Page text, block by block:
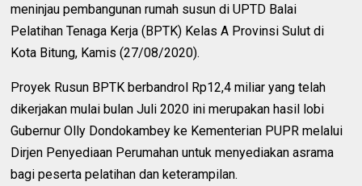
meninjau pembangunan rumah susun di UPTD Balai
Pelatihan Tenaga Kerja (BPTK) Kelas A Provinsi Sulut di
Kota Bitung, Kamis (27/08/2020).
Proyek Rusun BPTK berbandrol Rp12,4 miliar yang telah
dikerjakan mulai bulan Juli 2020 ini merupakan hasil lobi
Gubernur Olly Dondokambey ke Kementerian PUPR melalui
Dirjen Penyediaan Perumahan untuk menyediakan asrama
bagi peserta pelatihan dan keterampilan.